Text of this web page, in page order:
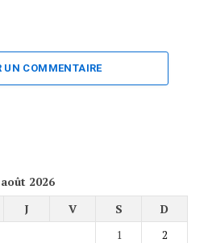
UN COMMENTAIRE
août 2026
J V S
D
1
2